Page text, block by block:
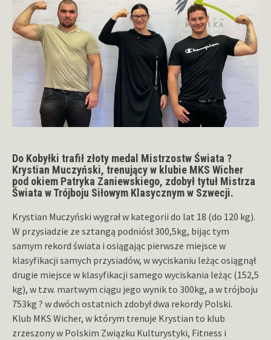
Do Kobyłki trafił złoty medal Mistrzostw Świata ?
Krystian Muczyński, trenujący w klubie MKS Wicher
pod okiem Patryka Zaniewskiego, zdobył tytuł Mistrza
Świata w Trójboju Siłowym Klasycznym w Szwecji.
Krystian Muczyński wygrał w kategorii do lat 18 (do 120 kg).
W przysiadzie ze sztangą podniósł 300,5kg, bijąc tym
samym rekord świata i osiągając pierwsze miejsce w
klasyfikacji samych przysiadów, w wyciskaniu leżąc osiągnął
drugie miejsce w klasyfikacji samego wyciskania leżąc (152,5
kg), w tzw. martwym ciągu jego wynik to 300kg, a w trójboju
753kg ? w dwóch ostatnich zdobył dwa rekordy Polski.
Klub MKS Wicher, w którym trenuje Krystian to klub
zrzeszony w Polskim Związku Kulturystyki, Fitness i